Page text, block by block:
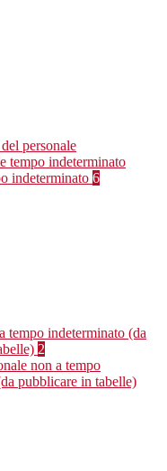
personale
tempo indeterminato
indeterminato 6
tempo indeterminato (da
2
non a tempo
pubblicare in tabelle)